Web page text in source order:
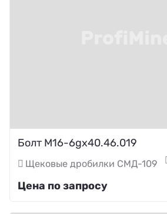
Болт М16-6gх40.46.019
Щековые дробилки СМД-109
Цена по запросу